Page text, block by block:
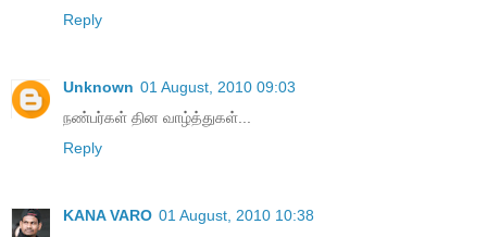
Reply
Unknown 01 August, 2010 09:03
நண்பர்கள் தின வாழ்த்துகள்...
Reply
KANA VARO 01 August, 2010 10:38